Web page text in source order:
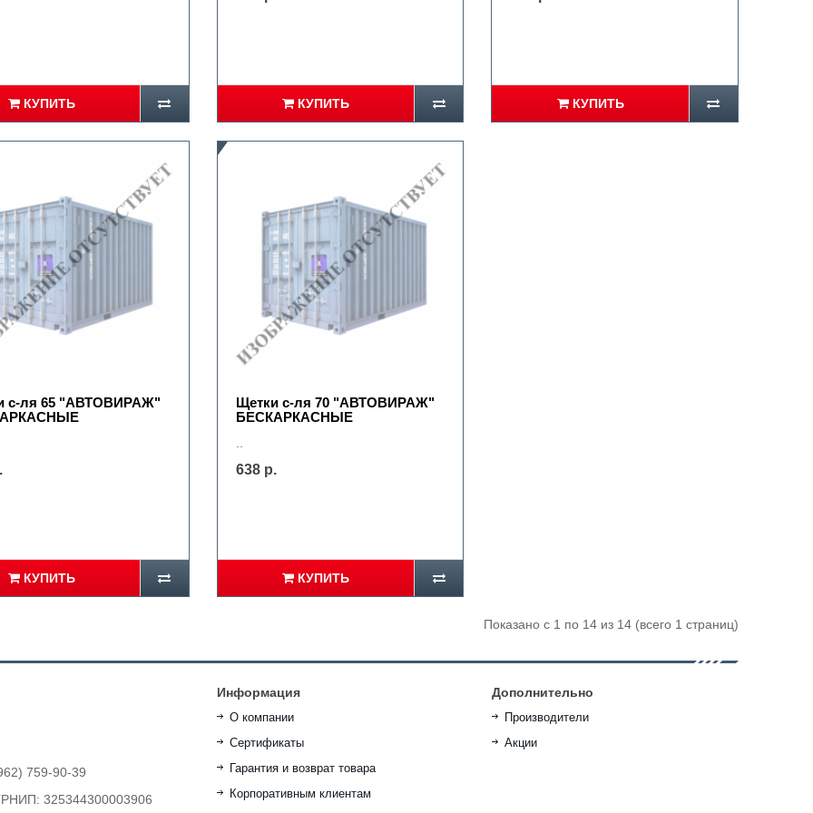
КУПИТЬ КУПИТЬ КУПИТЬ
с-ля 65 "АВТОВИРАЖ"
КУПИТЬ
Щетки с-ля 70 "АВТОВИРАЖ"
БЕСКАРКАСНЫЕ
..
638 р.
КУПИТЬ
Показано с 1 по 14 из 14 (всего 1 страниц)
759-90-39
325344300003906
Информация
О компании
Сертификаты
Гарантия и возврат товара
Корпоративным клиентам
Дополнительно
Производители
Акции